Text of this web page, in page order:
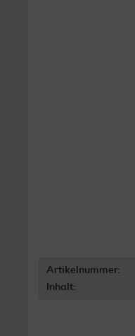
Artikelnummer:
Inhalt: